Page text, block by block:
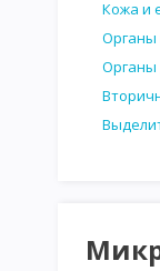
Кожа и
Органы